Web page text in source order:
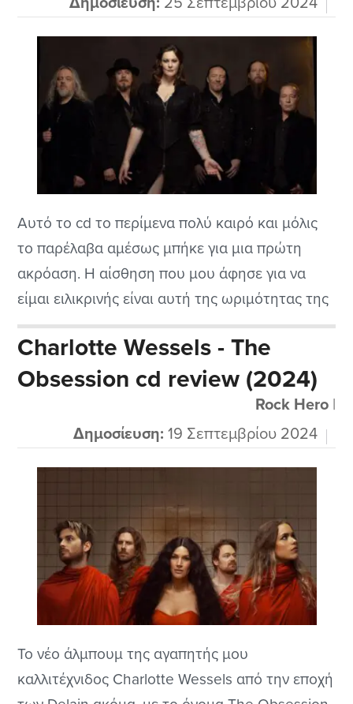
Αυτό το cd το περίμενα πολύ καιρό και μόλις
το παρέλαβα αμέσως μπήκε για μια πρώτη
ακρόαση. Η αίσθηση που μου άφησε για να
είμαι ειλικρινής είναι αυτή της ωριμότητας της
μπάντας που, σε συνδυασμό με το μεγάλο
ταλέντο του μαέστρου Tuomas αλλά και την
εκτελεστική δεινότητα της αγαπητής Floor που
Charlotte Wessels - The
Obsession cd review (2024)
Rock Hero|
Δημοσίευση: 19 Σεπτεμβρίου 2024
Το νέο άλμπουμ της αγαπητής μου
καλλιτέχνιδος Charlotte Wessels από την εποχή